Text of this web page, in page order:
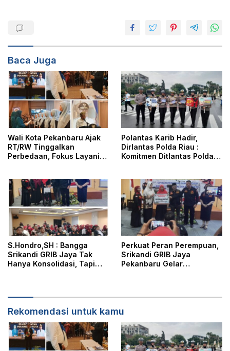
Baca Juga
Wali Kota Pekanbaru Ajak
RT/RW Tinggalkan
Perbedaan, Fokus Layani
Polantas Karib Hadir,
Dirlantas Polda Riau :
Komitmen Ditlantas Polda
dan Edukasi Kepada
Masyarakat
S.Hondro,SH : Bangga
Srikandi GRIB Jaya Tak
Hanya Konsolidasi, Tapi
Perkuat Peran Perempuan,
Srikandi GRIB Jaya
Pekanbaru Gelar
Rekomendasi untuk kamu